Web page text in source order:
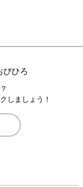
びひろ
しましょう！